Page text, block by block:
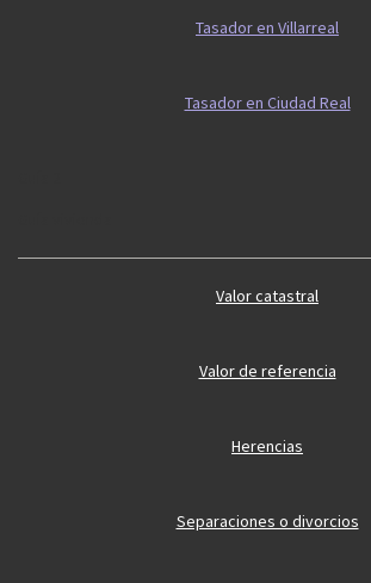
Tasador en Villarreal
Tasador en Ciudad Real
Valor catastral
Valor de referencia
Herencias
Separaciones o divorcios